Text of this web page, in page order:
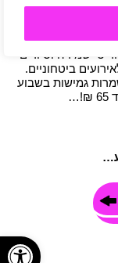
מלאה
תנאים מעולים!
שמירה וסיורים
ביטחוניים.
גם לסטודנטים זמינות ל 3/6 משמרות גמישות בשבוע